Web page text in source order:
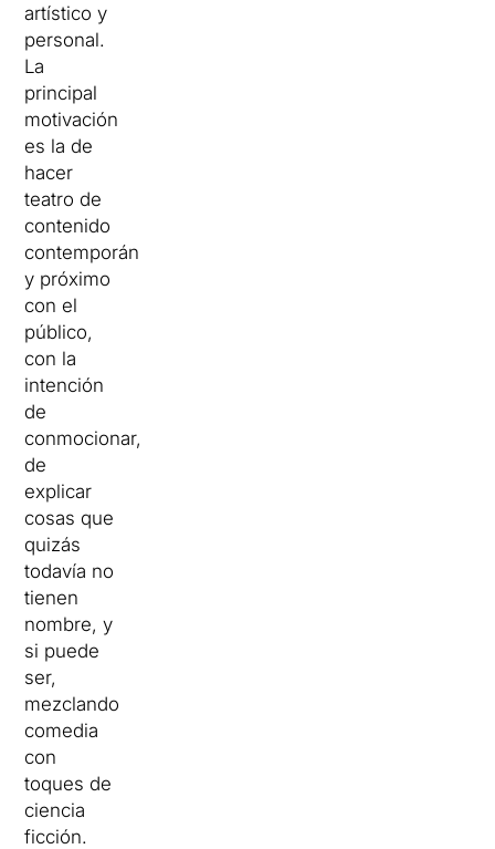
artístico y
personal.
La
principal
motivación
es la de
hacer
teatro de
contenido
contemporáneo
y próximo
con el
público,
con la
intención
de
conmocionar,
de
explicar
cosas que
quizás
todavía no
tienen
nombre, y
si puede
ser,
mezclando
comedia
con
toques de
ciencia
ficción.